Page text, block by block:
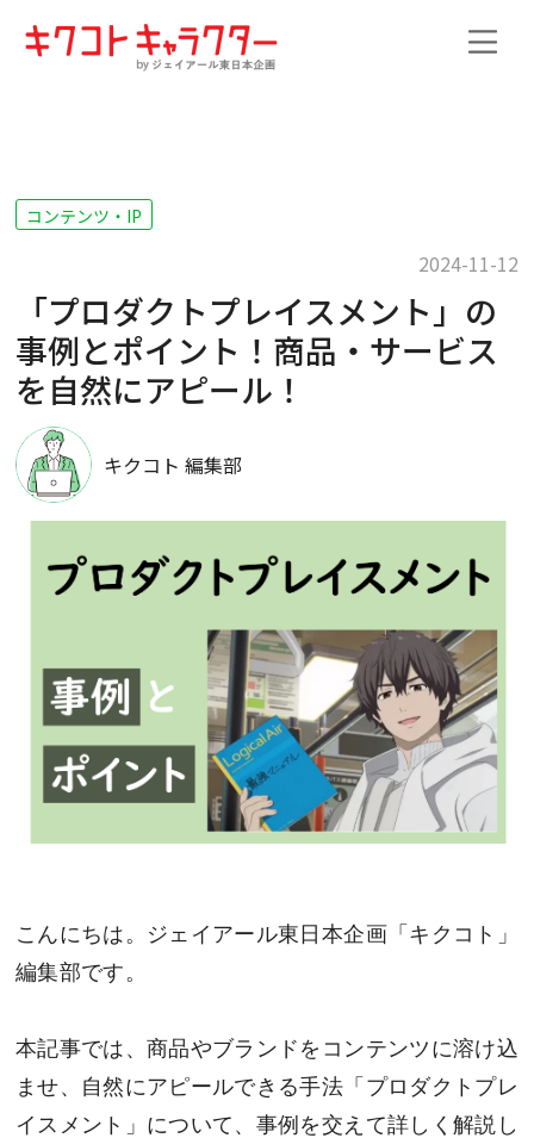
コンテンツ・IP
2024-11-12
「プロダクトプレイスメント」の
事例とポイント！商品・サービス
を自然にアピール！
キクコト 編集部
こんにちは。ジェイアール東日本企画「キクコト」
編集部です。
本記事では、商品やブランドをコンテンツに溶け込
ませ、自然にアピールできる手法「プロダクトプレ
イスメント」について、事例を交えて詳しく解説し